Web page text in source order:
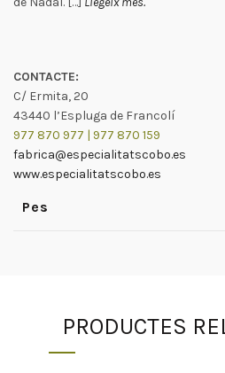
CONTACTE:
C/ Ermita, 20
43440 l’Espluga de Francolí
977 870 977 | 977 870 159
fabrica@especialitatscobo.es
www.especialitatscobo.es
Pes
PRODUCTES